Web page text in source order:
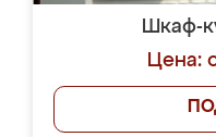
Шкаф-
Цена: